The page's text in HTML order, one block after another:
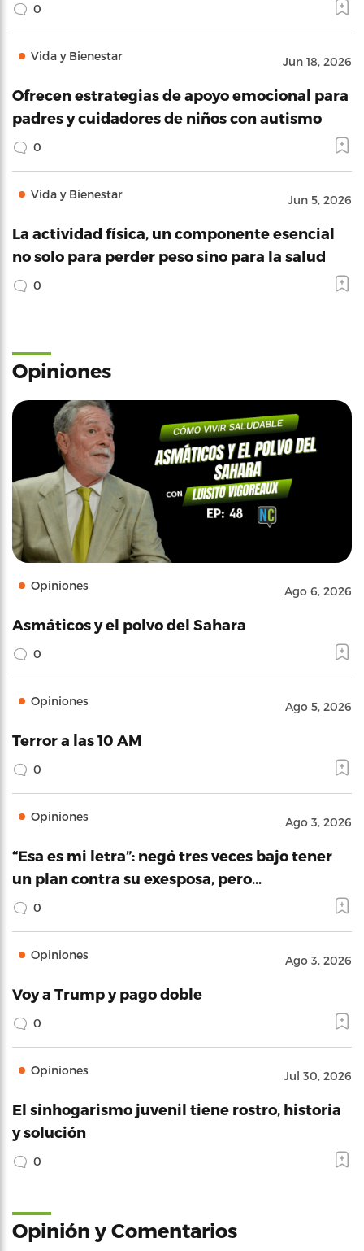
0
Vida y Bienestar Jun 18, 2026
Ofrecen estrategias de apoyo emocional para
padres y cuidadores de niños con autismo
0
Vida y Bienestar Jun 5, 2026
La actividad física, un componente esencial
no solo para perder peso sino para la salud
0
Opiniones
Opiniones Ago 6, 2026
Asmáticos y el polvo del Sahara
0
Opiniones Ago 5, 2026
Terror a las 10 AM
0
Opiniones Ago 3, 2026
“Esa es mi letra”: negó tres veces bajo tener
un plan contra su exesposa, pero…
0
Opiniones Ago 3, 2026
Voy a Trump y pago doble
0
Opiniones Jul 30, 2026
El sinhogarismo juvenil tiene rostro, historia
y solución
0
Opinión y Comentarios